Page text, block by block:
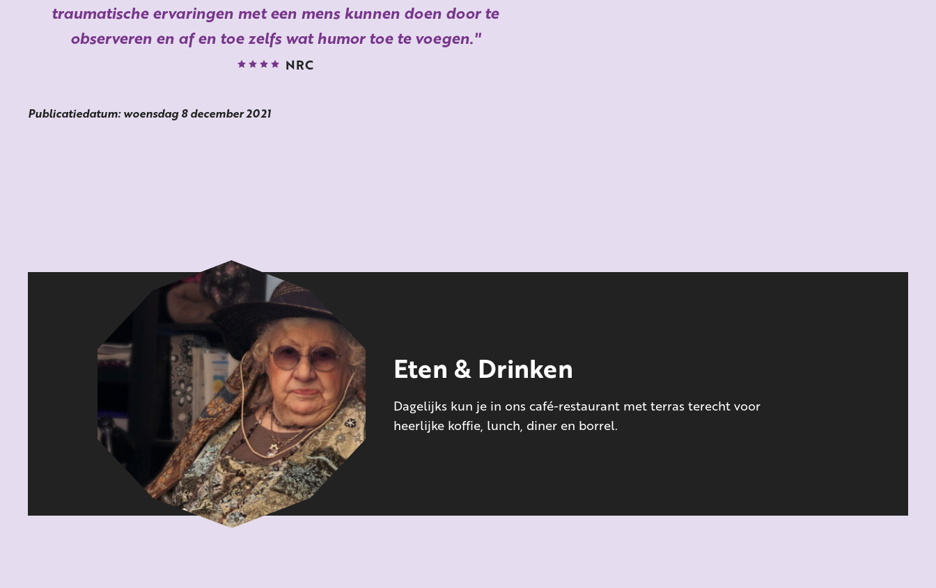
traumatische ervaringen met een mens kunnen doen door te
observeren en af en toe zelfs wat humor toe te voegen.
NRC
Publicatiedatum: woensdag 8 december 2021
Eten & Drinken
Dagelijks kun je in ons café-restaurant met terras terecht voor
heerlijke koffie, lunch, diner en borrel.